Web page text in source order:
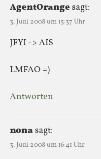
AgentOrangesagt:
3. Juni 2008 um 15:37 Uhr
JFYI -> AIS
LMFAO =)
Antworten
nonasagt:
3. Juni 2008 um 16:41 Uhr